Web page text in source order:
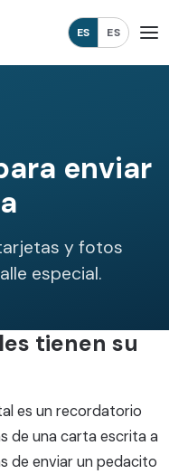
ES ES
enviar
y fotos
especial.
tienen su
es un recordatorio
de una carta escrita a
de enviar un pedacito